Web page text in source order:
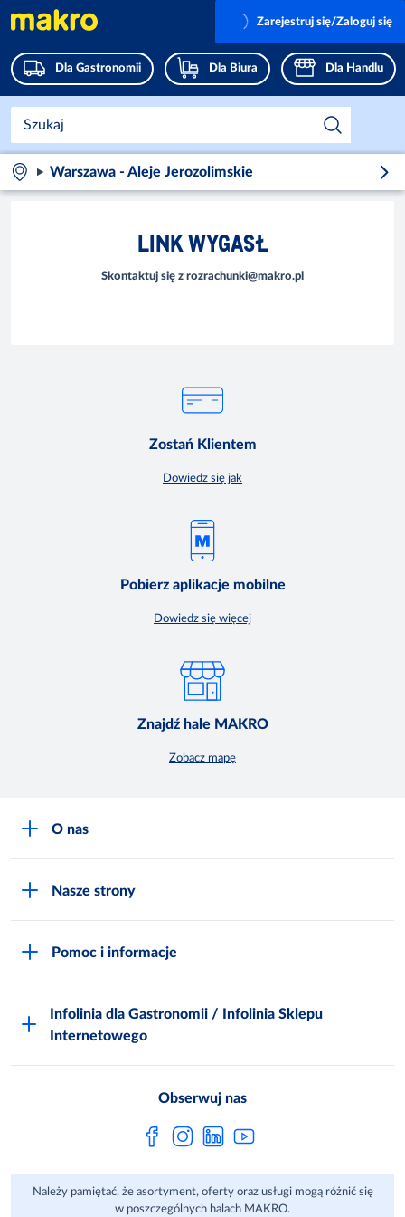
Dla Gastronomii Dla Biura Dla Handlu
Zarejestruj się/Zaloguj się
Warszawa - Aleje Jerozolimskie
LINK WYGASŁ
Skontaktuj się z rozrachunki@makro.pl
Zostań Klientem
Dowiedz się jak
Pobierz aplikacje mobilne
Dowiedz się więcej
Znajdź hale MAKRO
Zobacz mapę
O nas
Zgłoś naruszenie
Inspektor Ochrony Danych
Metro AG
Sprawozdanie niefinansowe
Nasze strony
Polskie Skarby Kulinarne
Zgody marketingowe
Pomoc i informacje
FAQ
Jak kupować w MAKRO Online
Regulaminy Klienta
Regulaminy akcji promocyjnych
Aplikacje mobilne
Infolinia dla Gastronomii / Infolinia Sklepu
Internetowego
Obserwuj nas
Należy pamiętać, że asortyment, oferty oraz usługi mogą różnić się
w poszczególnych halach MAKRO.